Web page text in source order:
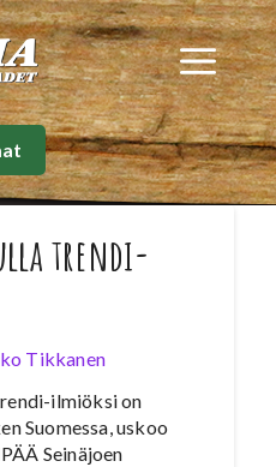
trendi-
Tikkanen
ilmiöksi on
Suomessa, uskoo
Seinäjoen